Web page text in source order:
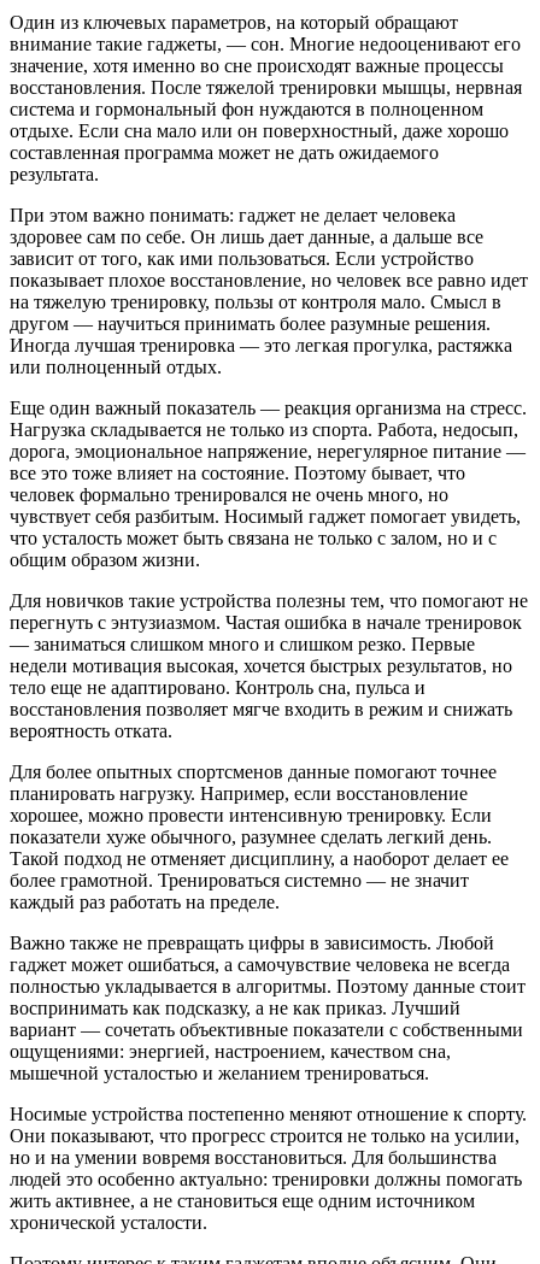
Один из ключевых параметров, на который обращают
внимание такие гаджеты, — сон. Многие недооценивают его
значение, хотя именно во сне происходят важные процессы
восстановления. После тяжелой тренировки мышцы, нервная
система и гормональный фон нуждаются в полноценном
отдыхе. Если сна мало или он поверхностный, даже хорошо
составленная программа может не дать ожидаемого
результата.
При этом важно понимать: гаджет не делает человека
здоровее сам по себе. Он лишь дает данные, а дальше все
зависит от того, как ими пользоваться. Если устройство
показывает плохое восстановление, но человек все равно идет
на тяжелую тренировку, пользы от контроля мало. Смысл в
другом — научиться принимать более разумные решения.
Иногда лучшая тренировка — это легкая прогулка, растяжка
или полноценный отдых.
Еще один важный показатель — реакция организма на стресс.
Нагрузка складывается не только из спорта. Работа, недосып,
дорога, эмоциональное напряжение, нерегулярное питание —
все это тоже влияет на состояние. Поэтому бывает, что
человек формально тренировался не очень много, но
чувствует себя разбитым. Носимый гаджет помогает увидеть,
что усталость может быть связана не только с залом, но и с
общим образом жизни.
Для новичков такие устройства полезны тем, что помогают не
перегнуть с энтузиазмом. Частая ошибка в начале тренировок
— заниматься слишком много и слишком резко. Первые
недели мотивация высокая, хочется быстрых результатов, но
тело еще не адаптировано. Контроль сна, пульса и
восстановления позволяет мягче входить в режим и снижать
вероятность отката.
Для более опытных спортсменов данные помогают точнее
планировать нагрузку. Например, если восстановление
хорошее, можно провести интенсивную тренировку. Если
показатели хуже обычного, разумнее сделать легкий день.
Такой подход не отменяет дисциплину, а наоборот делает ее
более грамотной. Тренироваться системно — не значит
каждый раз работать на пределе.
Важно также не превращать цифры в зависимость. Любой
гаджет может ошибаться, а самочувствие человека не всегда
полностью укладывается в алгоритмы. Поэтому данные стоит
воспринимать как подсказку, а не как приказ. Лучший
вариант — сочетать объективные показатели с собственными
ощущениями: энергией, настроением, качеством сна,
мышечной усталостью и желанием тренироваться.
Носимые устройства постепенно меняют отношение к спорту.
Они показывают, что прогресс строится не только на усилии,
но и на умении вовремя восстановиться. Для большинства
людей это особенно актуально: тренировки должны помогать
жить активнее, а не становиться еще одним источником
хронической усталости.